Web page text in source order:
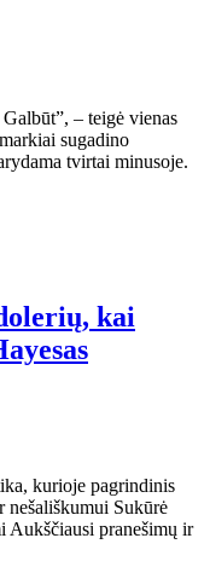
– teigė vienas
sugadino
tvirtai minusoje.
kai
kurioje pagrindinis
nešališkumui Sukūrė
Aukščiausi pranešimų ir